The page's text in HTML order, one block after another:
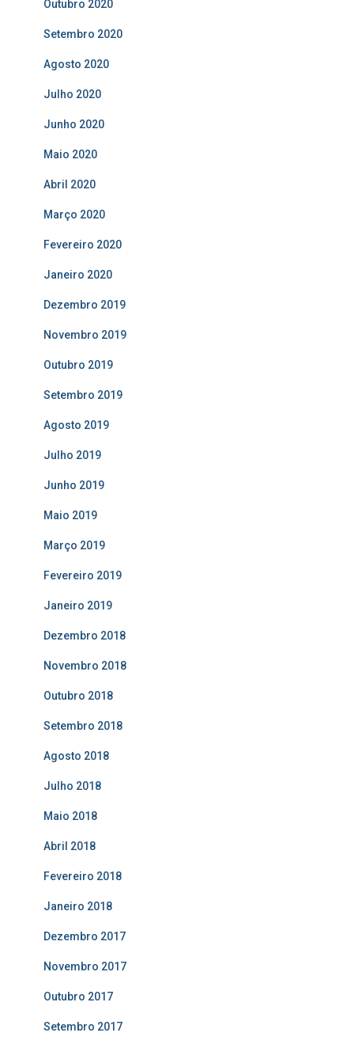
Outubro 2020
Setembro 2020
Agosto 2020
Julho 2020
Junho 2020
Maio 2020
Abril 2020
Março 2020
Fevereiro 2020
Janeiro 2020
Dezembro 2019
Novembro 2019
Outubro 2019
Setembro 2019
Agosto 2019
Julho 2019
Junho 2019
Maio 2019
Março 2019
Fevereiro 2019
Janeiro 2019
Dezembro 2018
Novembro 2018
Outubro 2018
Setembro 2018
Agosto 2018
Julho 2018
Maio 2018
Abril 2018
Fevereiro 2018
Janeiro 2018
Dezembro 2017
Novembro 2017
Outubro 2017
Setembro 2017